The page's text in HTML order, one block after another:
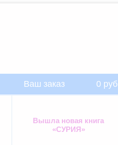
Ваш заказ 0 руб
Вышла новая книга
«СУРИЯ»